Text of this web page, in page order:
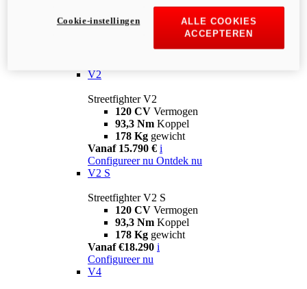
V2
Streetfighter V2
120 CV Vermogen
93,3 Nm Koppel
178 Kg gewicht
Vanaf 15.790 € i
Configureer nu Ontdek nu
V2 S
Streetfighter V2 S
120 CV Vermogen
93,3 Nm Koppel
178 Kg gewicht
Vanaf €18.290 i
Configureer nu
V4
ALLE COOKIES
ACCEPTEREN
Cookie-instellingen